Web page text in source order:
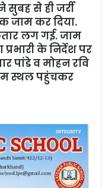
सुबह से ही जर्री
जाम कर दिया.
लग गई. जाम
के निर्देश पर
पांडे व मोहन रवि
स्थल पहुंचकर